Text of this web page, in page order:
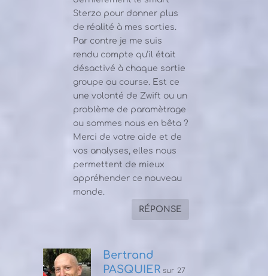
Sterzo pour donner plus
de réalité à mes sorties.
Par contre je me suis
rendu compte qu’il était
désactivé à chaque sortie
groupe ou course. Est ce
une volonté de Zwift ou un
problème de paramètrage
ou sommes nous en bêta ?
Merci de votre aide et de
vos analyses, elles nous
permettent de mieux
appréhender ce nouveau
monde.
RÉPONSE
Bertrand
PASQUIER sur 27